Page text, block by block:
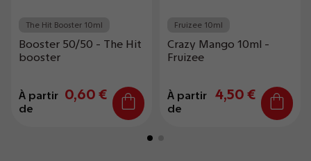
The Hit Booster 10ml
Booster 50/50 - The Hit
booster
À partir
de
0,60 €
Fruizee 10ml
Crazy Mango 10ml -
Fruizee
À partir
de
4,50 €